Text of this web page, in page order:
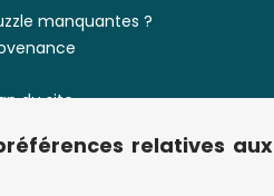
manquantes ?
du site
relatives aux